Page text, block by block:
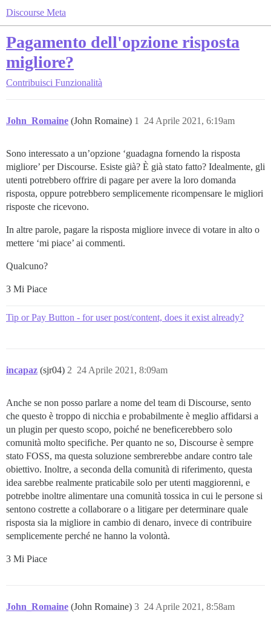
Discourse Meta
Pagamento dell'opzione risposta
migliore?
Contribuisci Funzionalità
John_Romaine (John Romaine) 24 Aprile 2021, 6:19am
1
Sono interessato a un’opzione ‘guadagna fornendo la risposta
migliore’ per Discourse. Esiste già? È già stato fatto? Idealmente, gli
utenti potrebbero offrire di pagare per avere la loro domanda
risposta, oppure potrebbero semplicemente ricompensare le migliori
risposte che ricevono.
In altre parole, pagare la risposta migliore invece di votare in alto o
mettere ‘mi piace’ ai commenti.
Qualcuno?
3 Mi Piace
Tip or Pay Button - for user post/content, does it exist already?
incapaz (sjr04) 24 Aprile 2021, 8:09am
2
Anche se non posso parlare a nome del team di Discourse, sento
che questo è troppo di nicchia e probabilmente è meglio affidarsi a
un plugin per questo scopo, poiché ne beneficerebbero solo
comunità molto specifiche. Per quanto ne so, Discourse è sempre
stato FOSS, ma questa soluzione sembrerebbe andare contro tale
obiettivo. Inoltre, a seconda della comunità di riferimento, questa
idea sarebbe realmente praticabile solo per utenti maggiorenni, e
potrebbe inoltre alimentare una comunità tossica in cui le persone si
sentono costrette a collaborare o a litigare per determinare quale
risposta sia la migliore in cambio di denaro, invece di contribuire
semplicemente perché ne hanno la volontà.
3 Mi Piace
John_Romaine (John Romaine) 24 Aprile 2021, 8:58am
3